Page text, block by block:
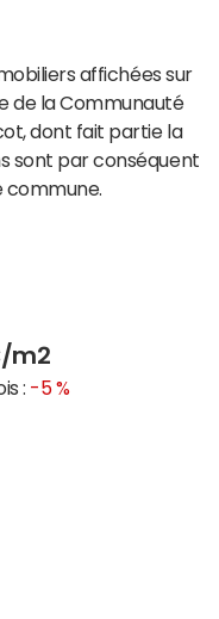
affichées sur
de la Communauté
dont fait partie la
sont par conséquent
commune.
m2
: -5 %